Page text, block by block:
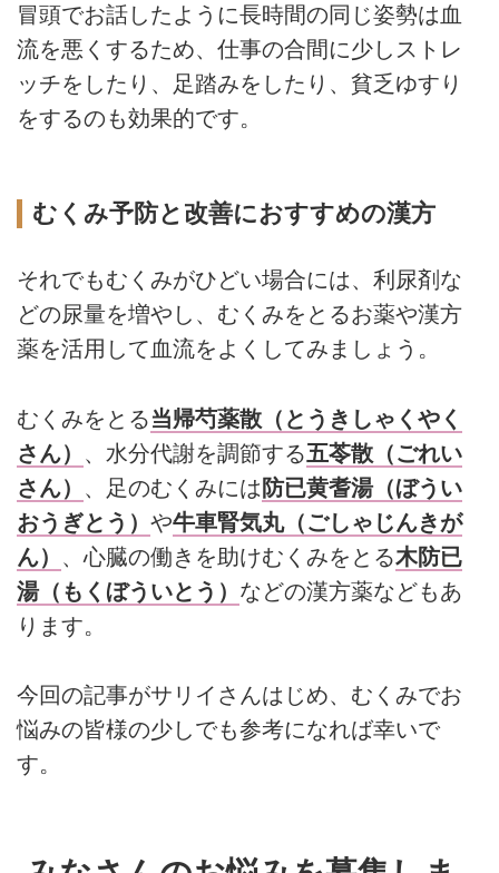
冒頭でお話したように長時間の同じ姿勢は血
流を悪くするため、仕事の合間に少しストレ
ッチをしたり、足踏みをしたり、貧乏ゆすり
をするのも効果的です。
むくみ予防と改善におすすめの漢方
それでもむくみがひどい場合には、利尿剤な
どの尿量を増やし、むくみをとるお薬や漢方
薬を活用して血流をよくしてみましょう。
むくみをとる当帰芍薬散（とうきしゃくやく
さん） 、水分代謝を調節する五苓散（ごれい
さん） 、足のむくみには 防已黄耆湯（ぼうい
おうぎとう） や牛車腎気丸（ごしゃじんきが
ん） 、心臓の働きを助けむくみをとる木防已
湯（もくぼういとう） などの漢方薬などもあ
ります。
今回の記事がサリイさんはじめ、むくみでお
悩みの皆様の少しでも参考になれば幸いで
す。